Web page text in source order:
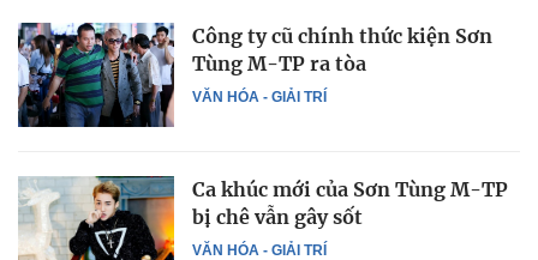
VĂN HÓA - GIẢI TRÍ
Công ty cũ chính thức kiện Sơn
Tùng M-TP ra tòa
VĂN HÓA - GIẢI TRÍ
Ca khúc mới của Sơn Tùng M-TP
bị chê vẫn gây sốt